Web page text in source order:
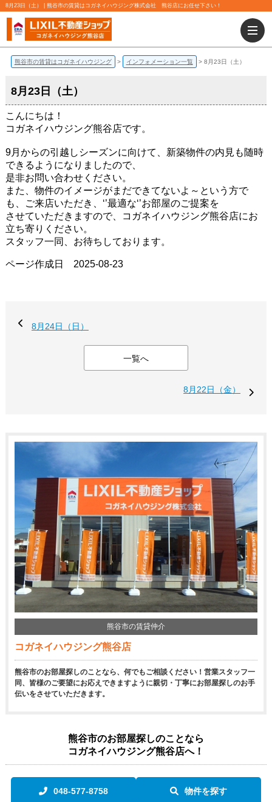
8月23日（土） | 熊谷市の賃貸はコガネイハウジング株式会社 熊谷店にお任せ下さい！
熊谷市の賃貸はコガネイハウジング インフォメーション一覧 8月23日（土）
8月23日（土）
こんにちは！
コガネイハウジング熊谷店です。
9月からの引越しシーズンに向けて、新築物件の内見も随時
できるようになりましたので、
是非お問い合わせください。
また、物件のイメージがまだできてないよ～という方で
も、ご来店いただき、‘’最適な‘’お部屋のご提案を
させていただきますので、コガネイハウジング熊谷店にお
立ち寄りください。
スタッフ一同、お待ちしております。
ページ作成日 2025-08-23
8月24日（日）
一覧へ
8月22日（金）
熊谷市の賃貸仲介
コガネイハウジング熊谷店
熊谷市のお部屋探しのことなら、何でもご相談ください！営業スタッフ一
同、皆様のご要望にお応えできますように親切・丁寧にお部屋探しのお手
伝いをさせていただきます。
熊谷市のお部屋探しのことなら
コガネイハウジング熊谷店へ！
048-577-8758 物件を探す